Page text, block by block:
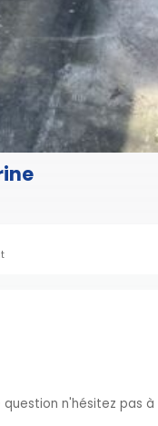
question n'hésitez pas